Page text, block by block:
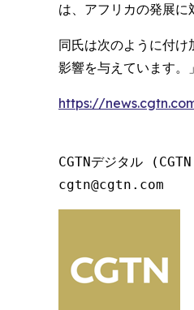
は、アフリカの発展に
同氏は次のように付
影響を与えています。」
https://
CGTNデジタル
cgtn@cgtn.com